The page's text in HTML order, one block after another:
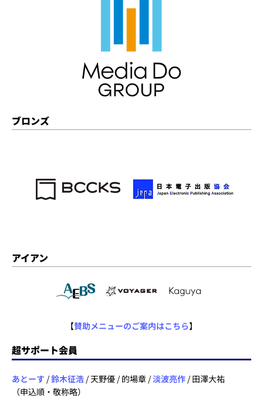
ブロンズ
アイアン
【賛助メニューのご案内はこちら】
超サポート会員
あとーす /鈴木征浩 / 天野優 / 的場章 /淡波亮作 / 田澤大祐
（申込順・敬称略）